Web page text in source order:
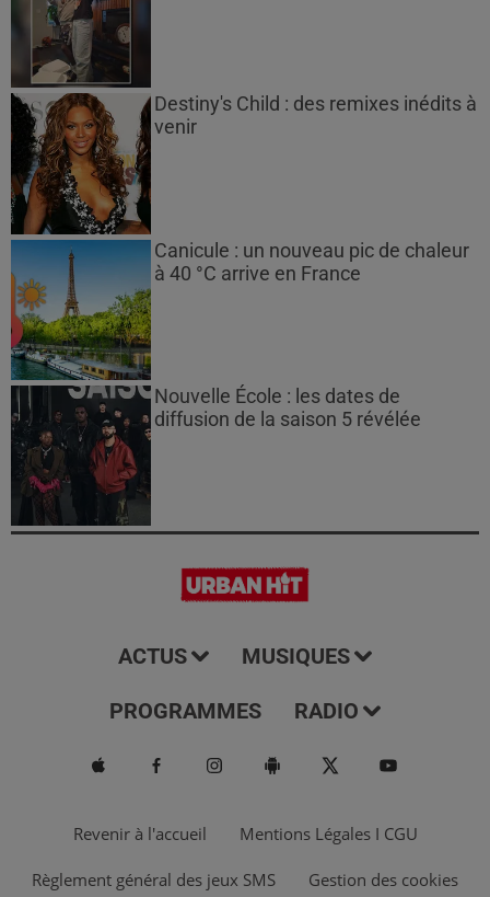
Destiny's Child : des remixes inédits à
venir
Canicule : un nouveau pic de chaleur
à 40 °C arrive en France
Nouvelle École : les dates de
diffusion de la saison 5 révélée
ACTUS MUSIQUES
PROGRAMMES RADIO
Revenir à l'accueil Mentions Légales I CGU
Règlement général des jeux SMS Gestion des cookies